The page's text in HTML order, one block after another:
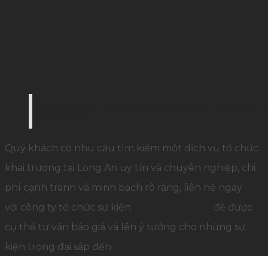
Quý khách có nhu cầu tìm kiếm một dịch vụ tổ chức
khai trương tại Long An uy tín và chuyên nghiệp, chi
phí cạnh tranh và minh bạch rõ ràng, liên hệ ngay
với công ty tổ chức sự kiện
để được
cụ thể tư vấn báo giá và lên ý tưởng cho những sự
kiện trọng đại sắp đến.